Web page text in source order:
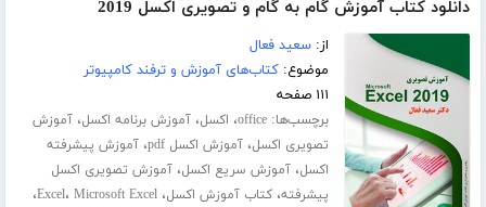
دانلود کتاب آموزش گام به گام و تصویری اکسل 2019
از:سعید فعال
موضوع:کتاب‌های آموزش و ترفند کامپیوتر
۱۱۱ صفحه
برچسب‌ها:office، اکسل،آموزش برنامه اکسل،آموزش
تصویری اکسل،آموزش اکسل pdf ،آموزش پیشرفته
اکسل،آموزش سریع اکسل،آموزش تصویری اکسل
پیشرفته،کتاب آموزش اکسل، Excel، Microsoft Excel ،